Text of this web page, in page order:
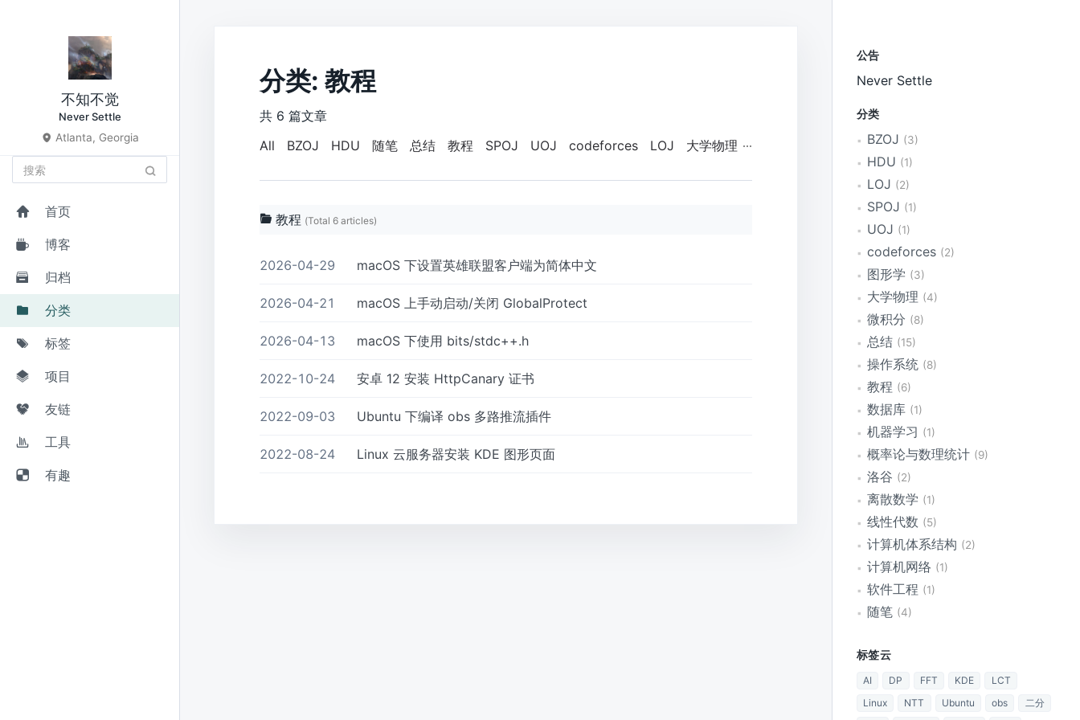
不知不觉
Never Settle
Atlanta, Georgia
首页
博客
归档
分类
标签
项目
友链
工具
有趣
公告
Never Settle
分类
BZOJ 3
HDU 1
LOJ 2
SPOJ 1
UOJ 1
codeforces 2
图形学 3
大学物理 4
微积分 8
总结 15
操作系统 8
教程 6
数据库 1
机器学习 1
概率论与数理统计 9
洛谷 2
离散数学 1
线性代数 5
计算机体系结构 2
计算机网络 1
软件工程 1
随笔 4
标签云
AI DP FFT KDE
LCT
Linux
NTT Ubuntu obs
二分
分类: 教程
共 6 篇文章
All
BZOJ HDU 随笔 总结 教程 SPOJ UOJ codeforces LOJ 大学物理
教程 (Total 6 articles)
2026-04-29 macOS 下设置英雄联盟客户端为简体中文
2026-04-21 macOS 上手动启动/关闭 GlobalProtect
2026-04-13 macOS 下使用 bits/stdc++.h
2022-10-24 安卓 12 安装 HttpCanary 证书
2022-09-03 Ubuntu 下编译 obs 多路推流插件
2022-08-24 Linux 云服务器安装 KDE 图形页面